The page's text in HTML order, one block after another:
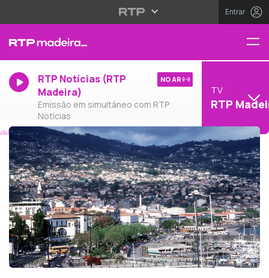
Entrar
RTP Notícias (RTP
Madeira)
Emissão em simultâneo com RTP
Notícias
NO AR
TV
RTP